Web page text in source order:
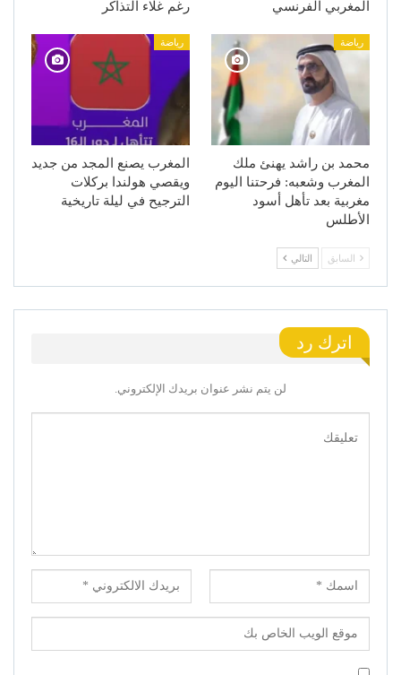
المغربي الفرنسي
رغم غلاء التذاكر
رياضة
محمد بن راشد يهنئ ملك
المغرب وشعبه: فرحتنا اليوم
مغربية بعد تأهل أسود
الأطلس
رياضة
المغرب يصنع المجد من جديد
ويقصي هولندا بركلات
الترجيح في ليلة تاريخية
السابق التالي
اترك رد
لن يتم نشر عنوان بريدك الإلكتروني.